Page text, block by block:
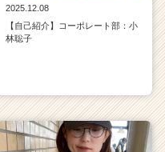
2025.12.08
【自己紹介】コーポレート部：小
林聡子